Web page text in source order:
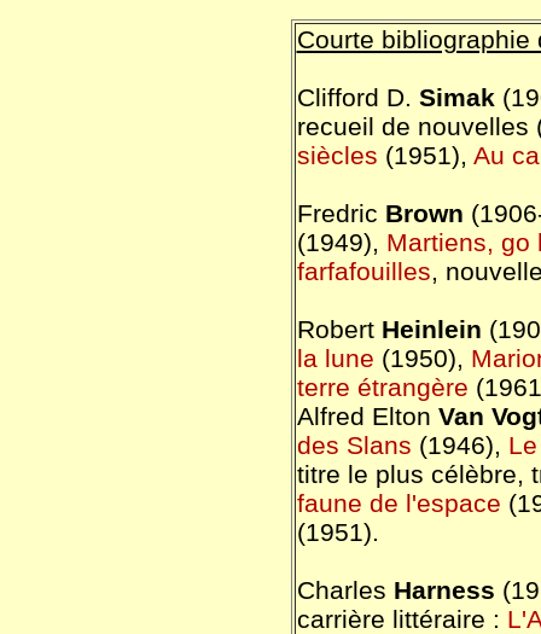
Courte bibliographie
Clifford D. Simak
recueil de nouvelles
siècles (1951), Au
Fredric Brown
(1949), Martiens, go
farfafouilles,
Robert Heinlein
la lune (1950),
terre étrangère
Alfred Elton Van
des Slans (1946),
titre le plus célèbre,
faune de l'espace
(1951).
Charles Harness
carrière littéraire :